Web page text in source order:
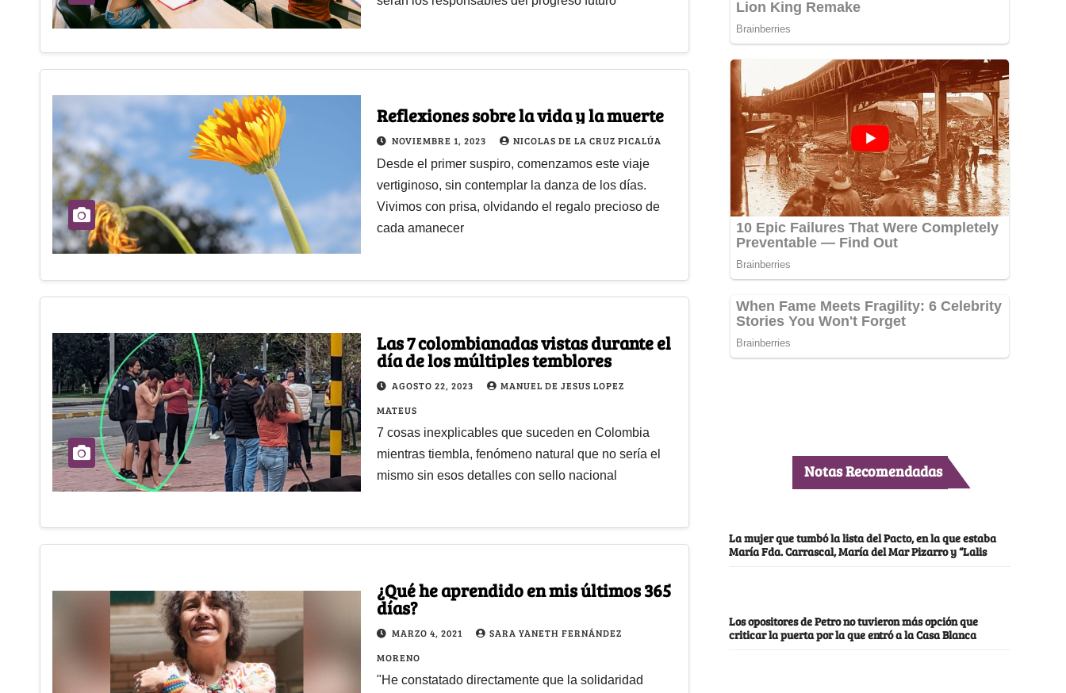
Reflexiones sobre la vida y la muerte
NOVIEMBRE 1, 2023 NICOLAS DE LA CRUZ PICALÚA
Desde el primer suspiro, comenzamos este viaje
vertiginoso, sin contemplar la danza de los días.
Vivimos con prisa, olvidando el regalo precioso de
cada amanecer
Las 7 colombianadas vistas durante el
día de los múltiples temblores
AGOSTO 22, 2023
MANUEL DE JESUS LOPEZ
MATEUS
7 cosas inexplicables que suceden en Colombia
mientras tiembla, fenómeno natural que no sería el
mismo sin esos detalles con sello nacional
¿Qué he aprendido en mis últimos 365
días?
MARZO 4, 2021
SARA YANETH FERNÁNDEZ
MORENO
"He constatado directamente que la solidaridad
Notas Recomendadas
La mujer que tumbó la lista del Pacto, en la que estaba
María Fda. Carrascal, María del Mar Pizarro y “Lalis
Los opositores de Petro no tuvieron más opción que
criticar la puerta por la que entró a la Casa Blanca